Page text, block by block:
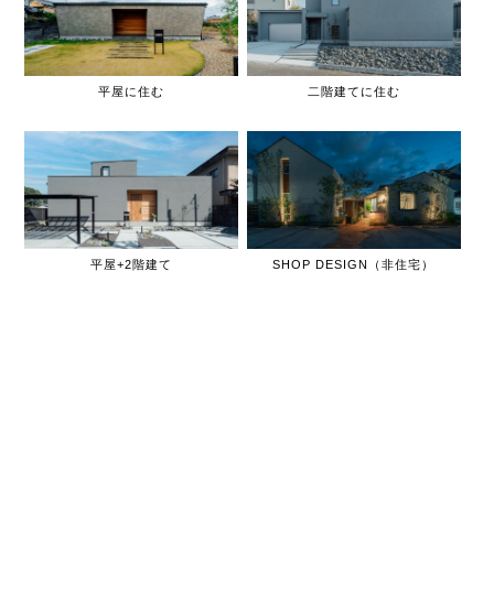
平屋に住む 二階建てに住む
平屋+2階建て SHOP DESIGN（非住宅）